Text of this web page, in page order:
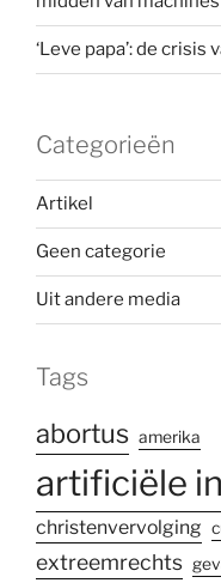
‘Leve papa’: de
Categorieën
Artikel
Geen categorie
Uit andere media
Tags
abortus amerika
artificiële
christenvervolging
extreemrechts